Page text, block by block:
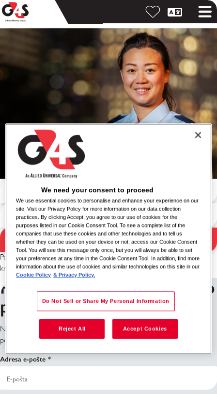
Rezultati pretrage
Pretraga po ključnoj reči
Pretraga po lokaciji
Pretraga
Pokušajte sa drugom kombinacijom ključnih reči / lokacije ili proširite
kriterijume pretrage.
Prijavite se za obaveštenja o
poslovima
Ne vidite šta tražite? Prijavite se i mi ćemo Vas obavestiti kada pozicije
postanu dostupne.
Adresa e-pošte
We need your consent to proceed
We use essential cookies to personalise and enhance your experience on our
site. Visit our Privacy Policy for more information on our data collection
practices. By clicking Accept, you agree to our use of cookies for the
purposes listed in our Cookie Consent Tool. To see a complete list of the
companies that use these cookies and other technologies and to tell us
whether they can be used on your device or not, access our Cookie Consent
Tool. You will see this message only once, but you will always be able to set
your preferences at any time in the Cookie Consent Tool. In addition, find more
information about the use of cookies and similar technologies on this site in our
Cookie Policy & Privacy Policy.
Do Not Sell or Share My Personal Information
Reject All Accept Cookies